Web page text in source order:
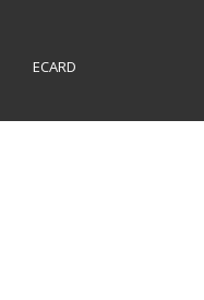
ECARD